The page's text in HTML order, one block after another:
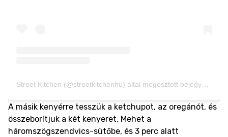
Street Kitchen (@streetkitchenhu) által megosztott bejegyzés
A másik kenyérre tesszük a ketchupot, az oregánót, és
összeborítjuk a két kenyeret. Mehet a
háromszögszendvics-sütőbe, és 3 perc alatt